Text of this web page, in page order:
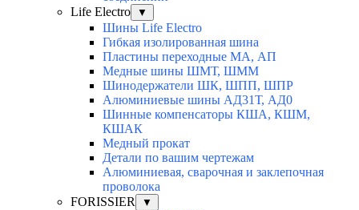
Life Electro
▼
Шины Life Electro
Гибкая изолированная шина
Пластины переходные МА, АП
Медные шины ШМТ, ШММ
Шинодержатели ШК, ШПП, ШПР
Алюминиевые шины АД31Т, АД0
Шинные компенсаторы КША, КШМ,
КШАК
Медный прокат
Детали по вашим чертежам
Алюминиевая, cварочная и заклепочная
проволока
FORISSIER
▼